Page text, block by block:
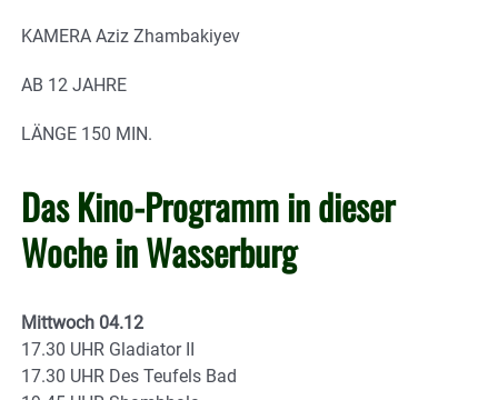
KAMERA Aziz Zhambakiyev
AB 12 JAHRE
LÄNGE 150 MIN.
Das Kino-Programm in dieser
Woche in Wasserburg
Mittwoch 04.12
17.30 UHR Gladiator II
17.30 UHR Des Teufels Bad